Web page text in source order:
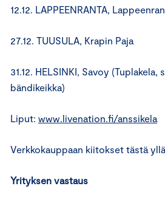
12.12. LAPPEENRANTA,
27.12. TUUSULA, Krapin Paja
31.12. HELSINKI, Savoy
bändikeikka)
Liput: www.livenation.fi/anssikela
Verkkokauppaan kiitokset tästä
Yrityksen vastaus